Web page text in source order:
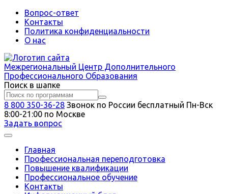
Вопрос-ответ
Контакты
Политика конфиденциальности
О нас
Межрегиональный Центр Дополнительного
Профессионального Образования
Поиск в шапке
8 800 350-36-28 Звонок по России бесплатный Пн-Вск
8:00-21:00 по Москве
Задать вопрос
Главная
Профессиональная переподготовка
Повышение квалификации
Профессиональное обучение
Контакты